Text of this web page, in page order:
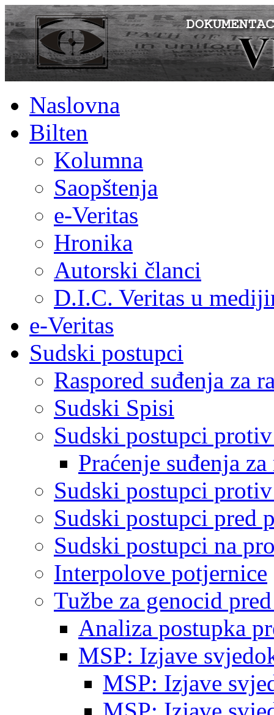
Naslovna
Bilten
Kolumna
Saopštenja
e-Veritas
Hronika
Autorski članci
D.I.C. Veritas u
e-Veritas
Sudski postupci
Raspored suđenja za
Sudski Spisi
Sudski postupci
Praćenje suđenja
Sudski postupci
Sudski postupci pred
Sudski postupci na
Interpolove potjernice
Tužbe za genocid
Analiza postupka
MSP: Izjave
MSP: Izjave